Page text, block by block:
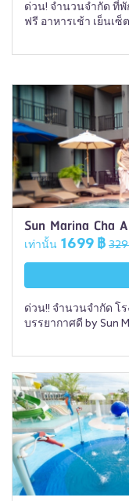
ด่วน! จำนวนจำกัด ที่
ฟรี อาหารเช้า เย็นเ
Sun Marina Cha
เท่านั้น 1699 ฿
ด่วน!! จำนวนจำกัด โ
บรรยากาศดี by Sun